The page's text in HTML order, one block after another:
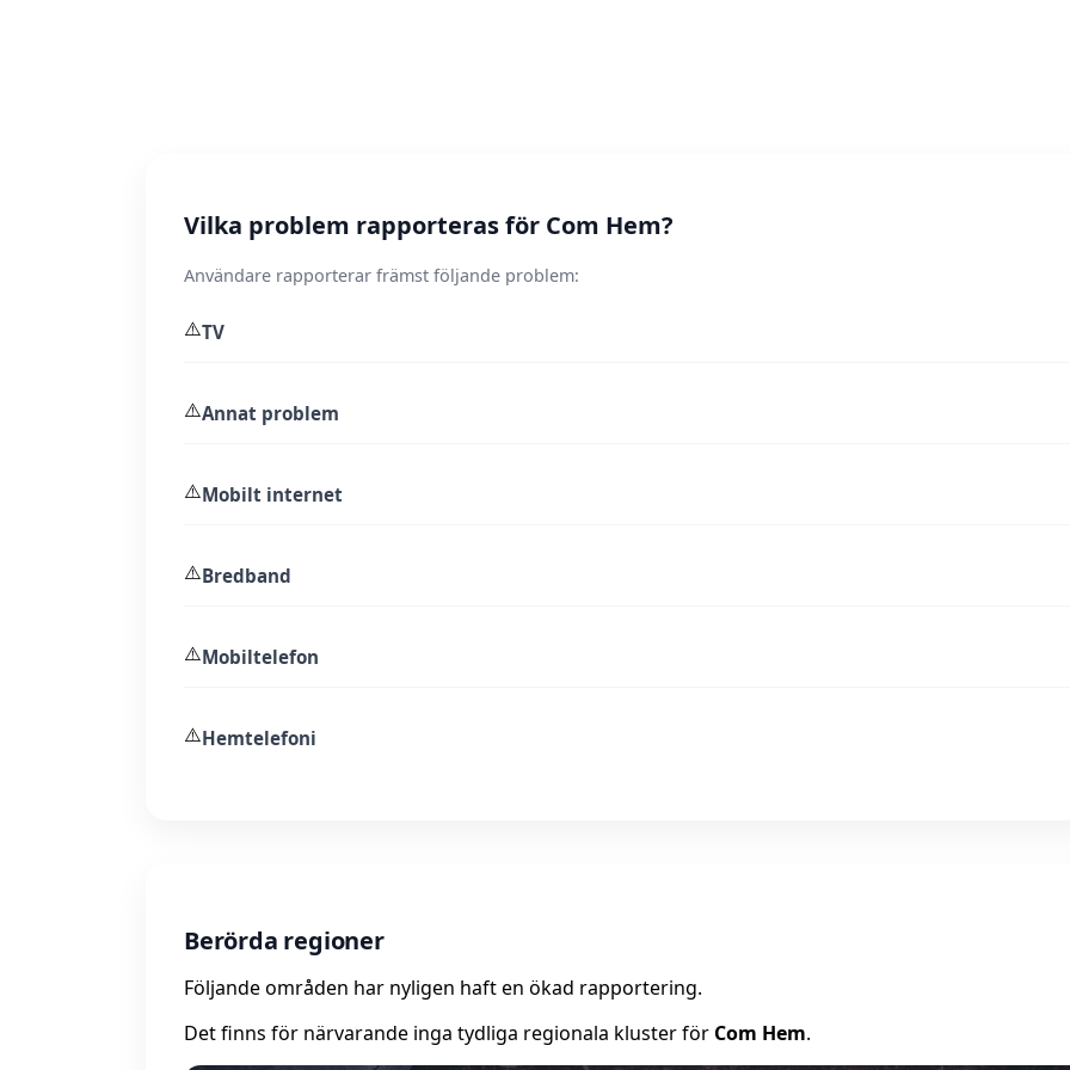
Vilka problem rapporteras för Com Hem?
Användare rapporterar främst följande problem:
⚠️TV
⚠️Annat problem
⚠️Mobilt internet
⚠️Bredband
⚠️Mobiltelefon
⚠️Hemtelefoni
Berörda regioner
Följande områden har nyligen haft en ökad rapportering.
Det finns för närvarande inga tydliga regionala kluster för Com Hem.